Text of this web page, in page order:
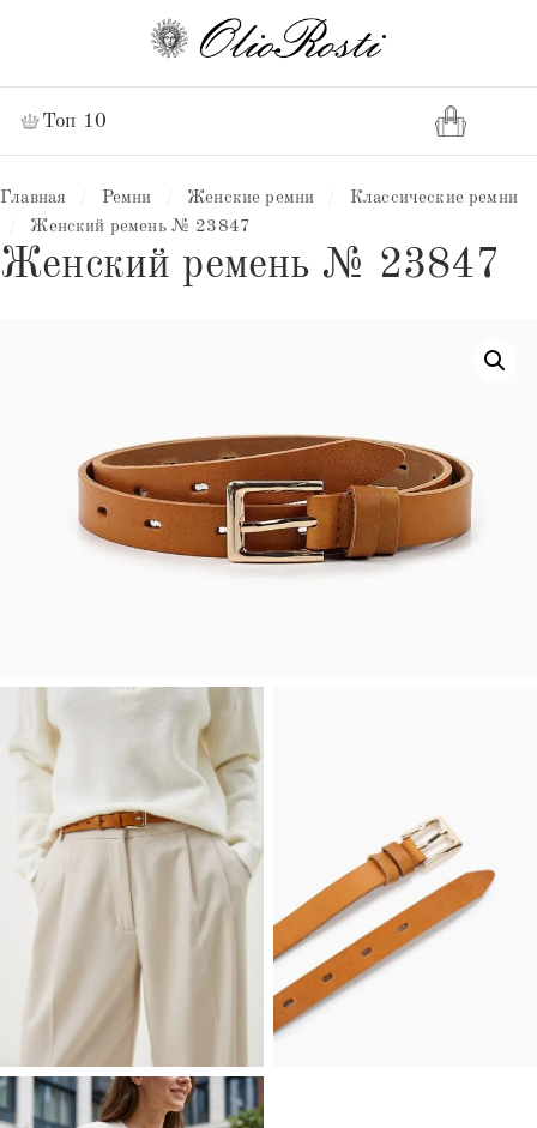
Топ 10
Главная Ремни Женские ремни
Классические ремни
Женский ремень № 23847
Женский ремень № 23847